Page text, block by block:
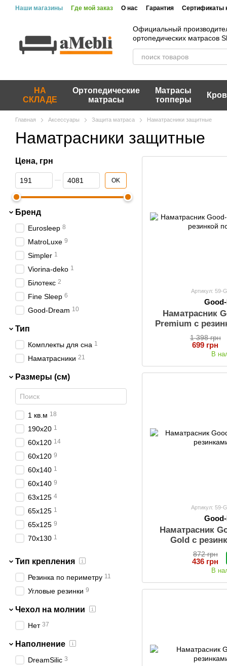
Перейти к основному контенту
Наши магазины Где мой заказ О нас Гарантия Сертификаты
Официальный
ортопедических матрасов
НА
СКЛАДЕ
Ортопедические
матрасы
Матрасы
топперы
Главная Аксессуары Защита матраса Наматрасники защитные
Наматрасники защитные
Артикул: 59-
Наматрасник
Premium с
1 398 грн
699 грн
В
Артикул: 59-
Наматрасник
Gold с
872 грн
436 грн
В
Цена, грн
От Цена, грн
До Цена, грн OK
Бренд
Eurosleep 8
MatroLuxe 9
Simpler 1
Viorina-deko 1
Білотекс 2
Fine Sleep 6
Good-Dream 10
Тип
Комплекты для сна 1
Наматрасники 21
Размеры (см)
1 кв.м 18
190х20 1
60х120 14
60x120 9
60х140 1
60x140 9
63х125 4
65х125 1
65x125 9
70х130 1
70х140 5
70x140 9
70х155 1
70х160
70x160
70x190 9
70х200 5
Тип крепления
Резинка по периметру 11
Угловые резинки 9
Чехол на молнии
Нет 37
Наполнение
DreamSilic 3